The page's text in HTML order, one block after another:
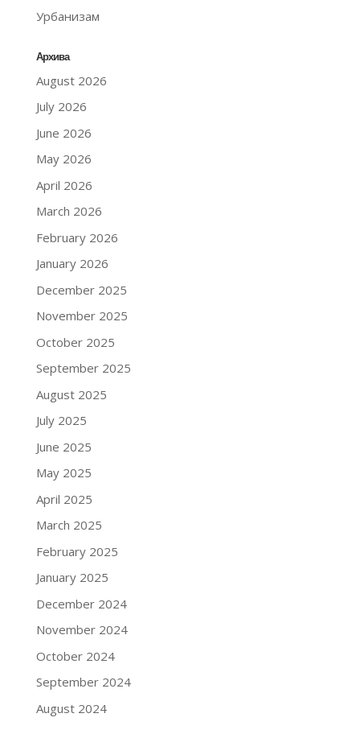
Урбанизам
Архива
August 2026
July 2026
June 2026
May 2026
April 2026
March 2026
February 2026
January 2026
December 2025
November 2025
October 2025
September 2025
August 2025
July 2025
June 2025
May 2025
April 2025
March 2025
February 2025
January 2025
December 2024
November 2024
October 2024
September 2024
August 2024